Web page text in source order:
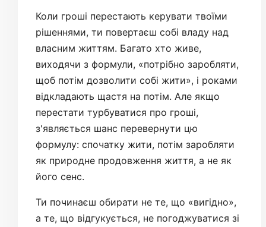
Коли гроші перестають керувати твоїми
рішеннями, ти повертаєш собі владу над
власним життям. Багато хто живе,
виходячи з формули, «потрібно заробляти,
щоб потім дозволити собі жити», і роками
відкладають щастя на потім. Але якщо
перестати турбуватися про гроші,
з'являється шанс перевернути цю
формулу: спочатку жити, потім заробляти
як природне продовження життя, а не як
його сенс.
Ти починаєш обирати не те, що «вигідно»,
а те, що відгукується, не погоджуватися зі